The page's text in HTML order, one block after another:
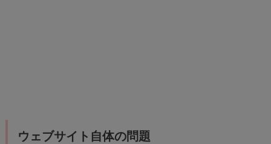
ウェブサイト自体の問題